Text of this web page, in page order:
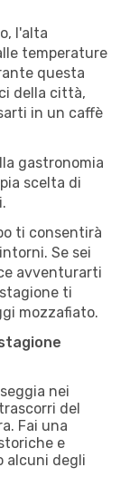
l'alta
temperature
questa
della città,
in un caffè
gastronomia
scelta di
ti consentirà
Se sei
avventurarti
ti
mozzafiato.
nei
del
Fai una
e
alcuni degli